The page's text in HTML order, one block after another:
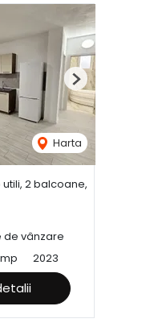
Harta
Next
2 balcoane,
de vânzare
2023